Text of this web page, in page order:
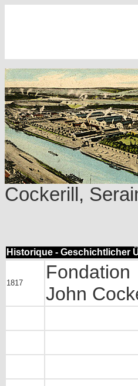
Cockerill,
Historique - Geschichtlicher
1817
Fondation
John